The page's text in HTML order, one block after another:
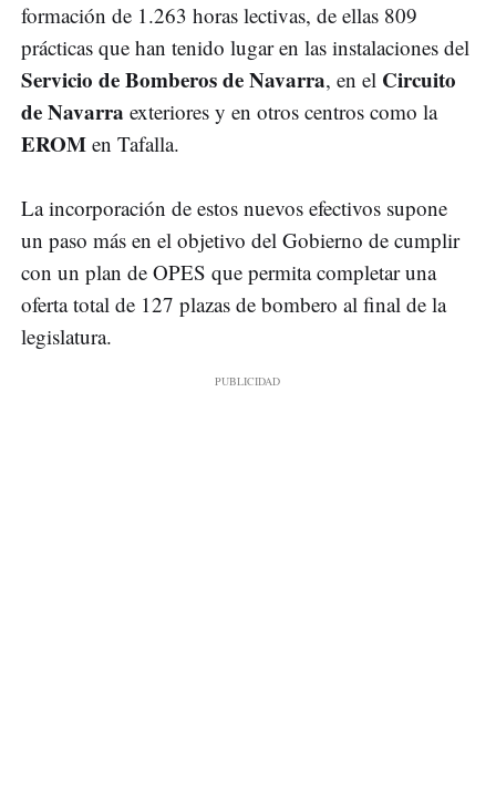
formación de 1.263 horas lectivas, de ellas 809
prácticas que han tenido lugar en las instalaciones del
Servicio de Bomberos de Navarra, en el Circuito
de Navarra exteriores y en otros centros como la
EROM en Tafalla.
La incorporación de estos nuevos efectivos supone
un paso más en el objetivo del Gobierno de cumplir
con un plan de OPES que permita completar una
oferta total de 127 plazas de bombero al final de la
legislatura.